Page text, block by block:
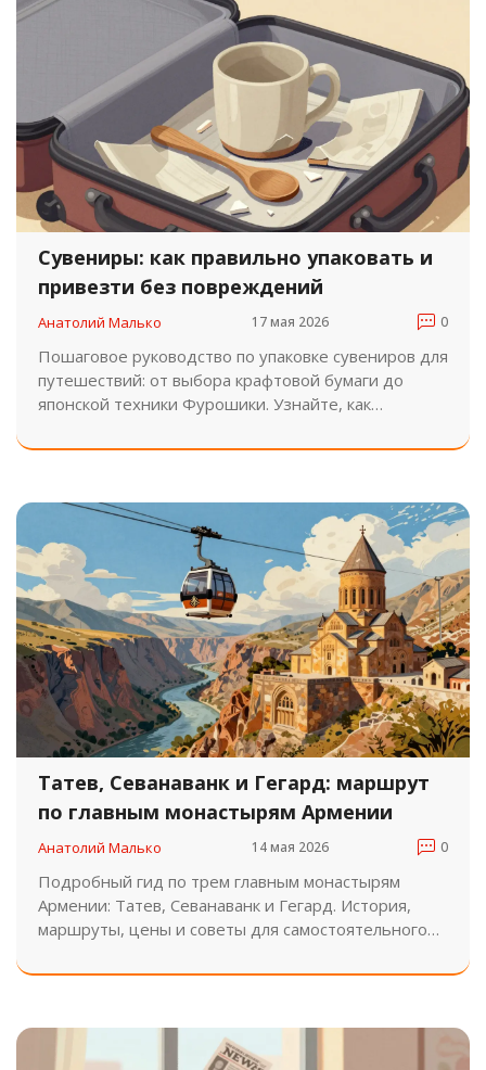
Сувениры: как правильно упаковать и
привезти без повреждений
Анатолий Малько 17 мая 2026 0
Пошаговое руководство по упаковке сувениров для
путешествий: от выбора крафтовой бумаги до
японской техники Фурошики. Узнайте, как
Татев, Севанаванк и Гегард: маршрут
по главным монастырям Армении
Анатолий Малько 14 мая 2026 0
Подробный гид по трем главным монастырям
Армении: Татев, Севанаванк и Гегард. История,
маршруты, цены и советы для самостоятельного